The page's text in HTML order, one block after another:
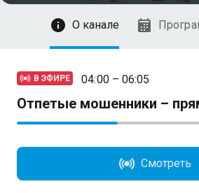
О канале
В ЭФИРЕ 04:00 – 06:05
Отпетые мошенники –
Смотреть